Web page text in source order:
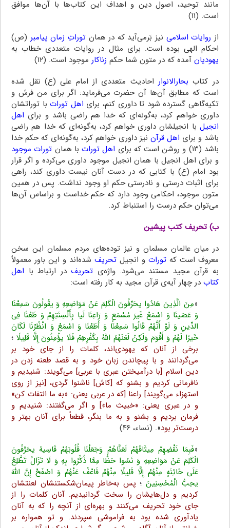
مانند توحید، اصول دین و اهداف این کتاب‌ها با آن‌ها موافق
است. (۱۱)
از روایات اسلامی نیز بَرمی‌آید که در همان توراتِ زمان پیامبر (ص)
احکام الهی بوده است. برای مثال در روایات متعددی خطاب به
یهودیان آمده که در متون شما حکم زناکار موجود است. (۱۲)
در کتاب بحارالانواراحادیث متعددی از امام علی (ع) نقل شده
است که مطابق آن‌ها آن حضرت می‌فرماید: اگر برای من فرش و
تکیه‌گاهی گسترده شود تا داوری کنم، برای اهل توراتبا توراتشان
داوری خواهم کرد، به‌گونه‌ای که خدا هم راضی باشد و برای اهل
انجیل با انجیلشان داوری خواهم کرد، به‌گونه‌ای که خدا هم راضی
باشد و برای اهل قرآن نیز داوری خواهم کرد، به‌گونه‌ای که حکم خدا
باشد (۱۳) و روشن است که برای
اهل توراتبا همان تورات موجود
و برای اهل انجیل با همان انجیل موجود داوری می‌کرده و اگر قرار
بود امام (ع) با کتابی که در دست آنان نیست داوری کند، راهی
برای اثبات درستی و نادرستی حکم او وجود نداشت. پس در همین
متون موجود، احکامی وجود دارد که حکم خداست و براساس آن‌ها
می‌توان حکم درست را استنباط کرد.
ب) تحریف کتب پیشین
در میان عالمان مسلمان و نیز توده‌های مردم مسلمان این سخن
معروف است کهتورات و انجیل تحریفشده‌اند و این باور معمولاً
به قرآن مجید مستند می‌شود. واژه‌ی تحریفدر ارتباط با اهل
کتاب در چهار آیه‌ی قرآن مجید به کار رفته است:
«مِنَ الَّذِینَ هَادُوا یحَرِّفُونَ الْکَلِمَ عَنْ مَوَاضِعِهِ وَ یقُولُونَ سَمِعْنَا
وَ عَصَینَا وَ اسْمَعْ غَیرَ مُسْمَعٍ وَ رَاعِنَا لَیا بِأَلْسِنَتِهِمْ وَ طَعْنًا فِی
الدِّینِ وَ لَوْ أَنَّهُمْ قَالُوا سَمِعْنَا وَ أَطَعْنَا وَ اسْمَعْ وَ انْظُرْنَا لَکَانَ
خَیرًا لَهُمْ وَ أَقْوَمَ وَلَکِنْ لَعَنَهُمُ اللَّهُ بِکُفْرِهِمْ فَلَا یؤْمِنُونَ إِلَّا قَلِیلًا ؛
برخی از آنان که یهودی‌اند، کلمات را از جای خود بر
می‌گردانند و با پیچاندن زبان خود و به قصد طعنه زدن در
دین اسلام [با درآمیختن عبری با عربی] می‌گویند: شنیدیم و
نافرمانی کردیم و بشنو که [کاش] ناشنوا گردی، [نیز از روی
استهزاء می‌گویند] راعنا [که در عربی یعنی: «به ما التفات کن»
و در عبری یعنی: «خبیث ما»] و اگر می‌گفتند: شنیدیم و
فرمان بردیم و بشنو و به ما بنگر، قطعاً برای آنان بهتر و
درست‌تر بود». (نساء، ۴۶)
«فَبِمَا نَقْضِهِمْ مِیثَاقَهُمْ لَعَنَّاهُمْ وَجَعَلْنَا قُلُوبَهُمْ قَاسِیهً یحَرِّفُونَ
الْکَلِمَ عَنْ مَوَاضِعِهِ وَ نَسُوا حَظًّا مِمَّا ذُکِّرُوا بِهِ وَ لَا تَزَالُ تَطَّلِعُ
عَلَى خَائِنَهٍ مِنْهُمْ إِلَّا قَلِیلًا مِنْهُمْ فَاعْفُ عَنْهُمْ وَ اصْفَحْ إِنَّ اللَّهَ
یحِبُّ الْمُحْسِنِینَ؛ پس به‌خاطر پیمان‌شکستنشان لعنتشان
کردیم و دل‌هایشان را سخت گردانیدیم. آنان کلمات را از
جای خود تحریف می‌کنند و بهر‌ه‌ای از آنچه را که به آنان
یادآوری شده بود به فراموشی سپردند. و تو همواره بر